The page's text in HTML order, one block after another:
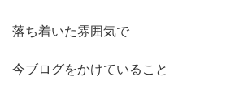
落ち着いた雰囲気で
今ブログをかけていること